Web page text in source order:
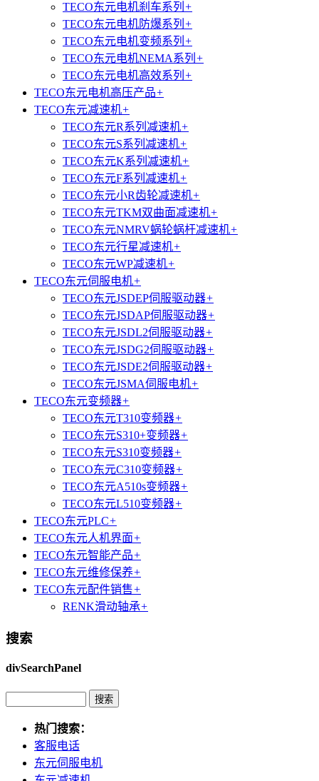
TECO东元电机刹车系列 +
TECO东元电机防爆系列 +
TECO东元电机变频系列 +
TECO东元电机NEMA系列 +
TECO东元电机高效系列 +
TECO东元电机高压产品+
TECO东元减速机+
TECO东元R系列减速机+
TECO东元S系列减速机+
TECO东元K系列减速机+
TECO东元F系列减速机+
TECO东元小R齿轮减速机+
TECO东元TKM双曲面减速机+
TECO东元NMRV蜗轮蜗杆减速机+
TECO东元行星减速机+
TECO东元WP减速机+
TECO东元伺服电机+
TECO东元JSDEP伺服驱动器+
TECO东元JSDAP伺服驱动器+
TECO东元JSDL2伺服驱动器+
TECO东元JSDG2伺服驱动器+
TECO东元JSDE2伺服驱动器+
TECO东元JSMA伺服电机+
TECO东元变频器+
TECO东元T310变频器+
TECO东元S310+变频器+
TECO东元S310变频器+
TECO东元C310变频器+
TECO东元A510s变频器+
TECO东元L510变频器+
TECO东元PLC+
TECO东元人机界面+
TECO东元智能产品+
TECO东元维修保养+
TECO东元配件销售+
RENK滑动轴承+
搜索
divSearchPanel
热门搜索：
客服电话
东元伺服电机